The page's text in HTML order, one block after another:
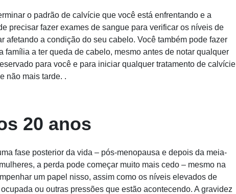
o padrão de calvície que você está enfrentando e a
precisar fazer exames de sangue para verificar os níveis de
afetando a condição do seu cabelo. Você também pode fazer
a ter queda de cabelo, mesmo antes de notar qualquer
para você e para iniciar qualquer tratamento de calvície
não mais tarde. .
20 anos
fase posterior da vida – pós-menopausa e depois da meia-
a perda pode começar muito mais cedo – mesmo na
um papel nisso, assim como os níveis elevados de
ou outras pressões que estão acontecendo. A gravidez